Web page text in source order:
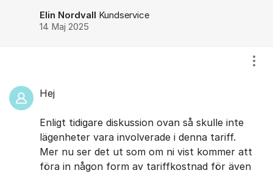
Elin Nordvall Kundservice
14 Maj 2025
Hej
Enligt tidigare diskussion ovan så skulle inte
lägenheter vara involverade i denna tariff.
Mer nu ser det ut som om ni vist kommer att
föra in någon form av tariffkostnad för även